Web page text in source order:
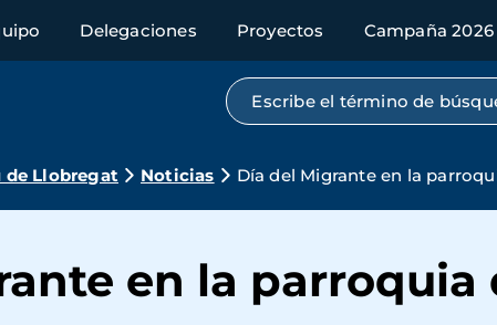
Delegaciones Proyectos Campaña 2026
Búsqueda por texto
de Llobregat Noticias Día del Migrante en la
en la parroquia